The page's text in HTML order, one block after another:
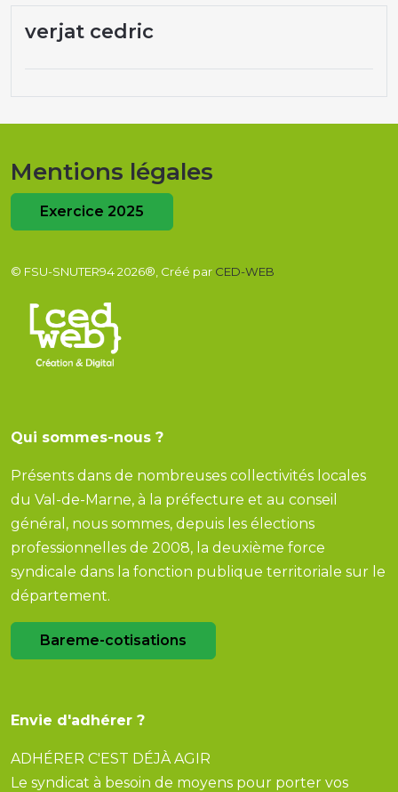
verjat cedric
Mentions légales
Exercice 2025
© FSU-SNUTER94 2026®, Créé par CED-WEB
Qui sommes-nous ?
Présents dans de nombreuses collectivités locales
du Val-de-Marne, à la préfecture et au conseil
général, nous sommes, depuis les élections
professionnelles de 2008, la deuxième force
syndicale dans la fonction publique territoriale sur le
département.
Bareme-cotisations
Envie d'adhérer ?
ADHÉRER C'EST DÉJÀ AGIR
Le syndicat à besoin de moyens pour porter vos